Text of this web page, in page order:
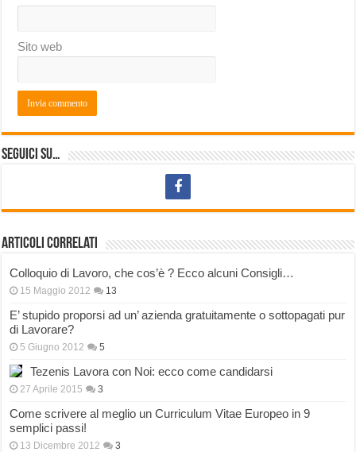
Sito web
Seguici su…
Articoli correlati
Colloquio di Lavoro, che cos’è ? Ecco alcuni Consigli…
15 Maggio 2012 13
E’ stupido proporsi ad un’ azienda gratuitamente o sottopagati pur
di Lavorare?
5 Giugno 2012 5
Tezenis Lavora con Noi: ecco come candidarsi
27 Aprile 2015 3
Come scrivere al meglio un Curriculum Vitae Europeo in 9
semplici passi!
13 Dicembre 2012 3